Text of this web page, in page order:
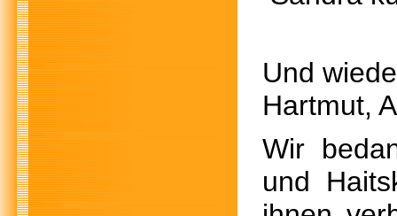
Und
Hartmut,
Wir
und